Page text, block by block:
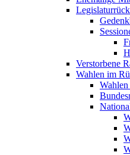
Verstorbene
Wahlen im